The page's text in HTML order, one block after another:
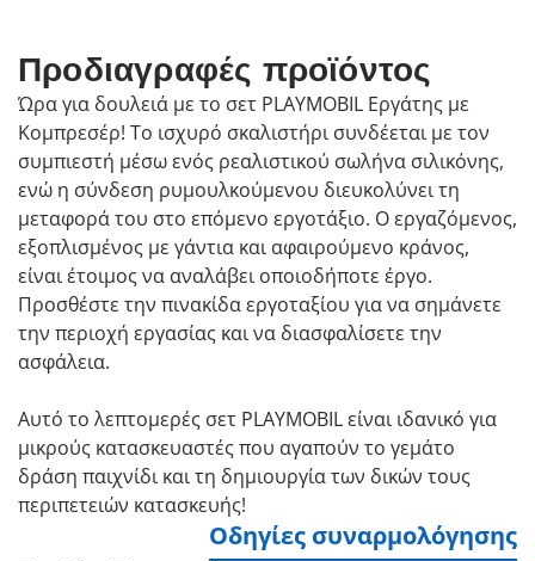
Προδιαγραφές προϊόντος
Ώρα για δουλειά με το σετ PLAYMOBIL Εργάτης με
Κομπρεσέρ! Το ισχυρό σκαλιστήρι συνδέεται με τον
συμπιεστή μέσω ενός ρεαλιστικού σωλήνα σιλικόνης,
ενώ η σύνδεση ρυμουλκούμενου διευκολύνει τη
μεταφορά του στο επόμενο εργοτάξιο. Ο εργαζόμενος,
εξοπλισμένος με γάντια και αφαιρούμενο κράνος,
είναι έτοιμος να αναλάβει οποιοδήποτε έργο.
Προσθέστε την πινακίδα εργοταξίου για να σημάνετε
την περιοχή εργασίας και να διασφαλίσετε την
ασφάλεια.
Αυτό το λεπτομερές σετ PLAYMOBIL είναι ιδανικό για
μικρούς κατασκευαστές που αγαπούν το γεμάτο
δράση παιχνίδι και τη δημιουργία των δικών τους
περιπετειών κατασκευής!
Οδηγίες συναρμολόγησης